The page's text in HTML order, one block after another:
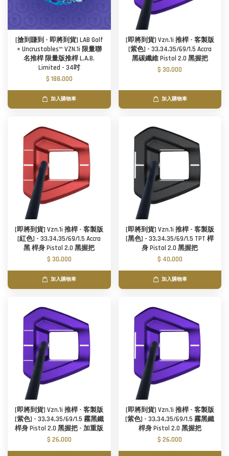
[搶到賺到 - 即將到貨] LAB Golf
× Uncrustables™ VZN.1i 限量聯
名推桿 限量版推桿 L.A.B.
Limited - 34吋
$ 188,000
加入購物車
[即將到貨] Vzn.1i 推桿 - 客製版
[紫色] - 33,34,35/69/1.5 Accra
黑碳纖維 Pistol 2.0 黑握把
$ 30,000
加入購物車
[即將到貨] Vzn.1i 推桿 - 客製版
[紅色] - 33,34,35/69/1.5 Accra
黑 桿身 Pistol 2.0 黑握把
$ 30,000
加入購物車
[即將到貨] Vzn.1i 推桿 - 客製版
[黑色] - 33,34,35/69/1.5 TPT 桿
身 Pistol 2.0 黑握把
$ 40,000
加入購物車
[即將到貨] Vzn.1i 推桿 - 客製版
[紫色] - 33,34,35/69/1.5 霧黑鐵
桿身 Pistol 2.0 黑握把 - 加重版
$ 26,000
[即將到貨] Vzn.1i 推桿 - 客製版
[紫色] - 33,34,35/69/1.5 霧黑鐵
桿身 Pistol 2.0 黑握把
$ 26,000